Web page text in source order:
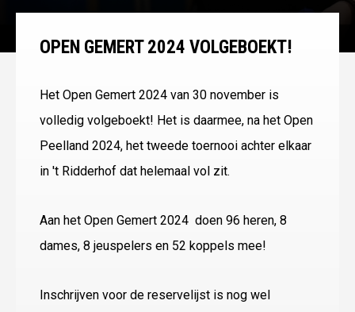
OPEN GEMERT 2024 VOLGEBOEKT!
Het Open Gemert 2024 van 30 november is
volledig volgeboekt! Het is daarmee, na het Open
Peelland 2024, het tweede toernooi achter elkaar
in 't Ridderhof dat helemaal vol zit.
Aan het Open Gemert 2024 doen 96 heren, 8
dames, 8 jeuspelers en 52 koppels mee!
Inschrijven voor de reservelijst is nog wel